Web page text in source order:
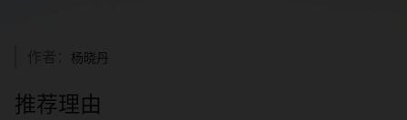
作者： 杨晓丹
推荐理由